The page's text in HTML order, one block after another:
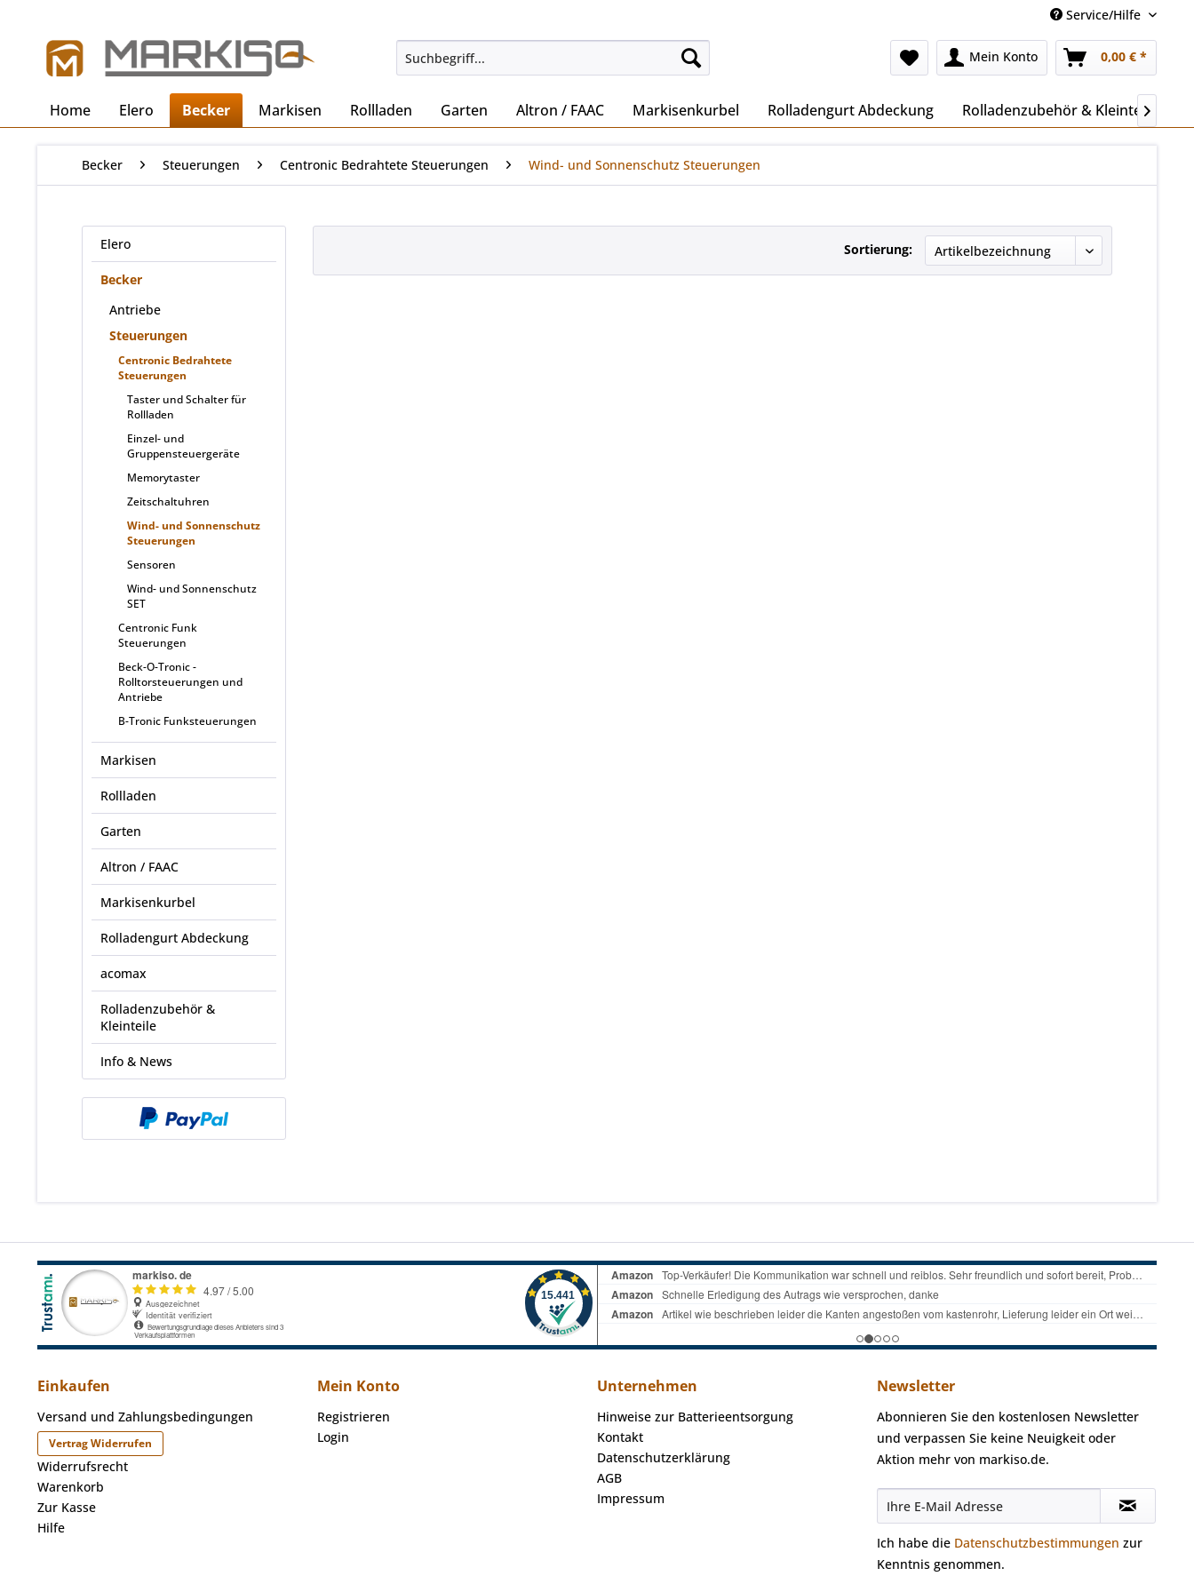
Service/Hilfe
Mein Konto 0,00 € *
Home Elero Becker Markisen Rollladen Garten Altron / FAAC Markisenkurbel Rolladengurt Abdeckung Rolladenzubehör & Kleinteile

Becker Steuerungen Centronic Bedrahtete Steuerungen Wind- und Sonnenschutz Steuerungen
Elero
Becker
Antriebe
Steuerungen
Centronic Bedrahtete
Steuerungen
Taster und Schalter für
Rollladen
Einzel- und
Gruppensteuergeräte
Memorytaster
Zeitschaltuhren
Wind- und Sonnenschutz
Steuerungen
Sensoren
Wind- und Sonnenschutz
SET
Centronic Funk
Steuerungen
Beck-O-Tronic -
Rolltorsteuerungen und
Antriebe
B-Tronic Funksteuerungen
Markisen
Rollladen
Garten
Altron / FAAC
Markisenkurbel
Rolladengurt Abdeckung
acomax
Rolladenzubehör &
Kleinteile
Info & News
Sortierung:
Einkaufen
Versand und Zahlungsbedingungen
Vertrag Widerrufen
Widerrufsrecht
Warenkorb
Zur Kasse
Hilfe
Mein Konto
Registrieren
Login
Unternehmen
Hinweise zur Batterieentsorgung
Kontakt
Datenschutzerklärung
AGB
Impressum
Newsletter
Abonnieren Sie den kostenlosen Newsletter
und verpassen Sie keine Neuigkeit oder
Aktion mehr von markiso.de.
Ich habe die Datenschutzbestimmungen zur
Kenntnis genommen.